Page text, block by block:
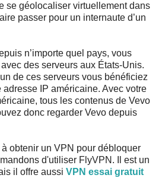
se géolocaliser virtuellement dans
passer pour un internaute d’un
n’importe quel pays, vous
des serveurs aux États-Unis.
de ces serveurs vous bénéficiez
adresse IP américaine. Avec votre
tous les contenus de Vevo
donc regarder Vevo depuis
obtenir un VPN pour débloquer
d'utiliser FlyVPN. Il est un
il offre aussi VPN essai gratuit